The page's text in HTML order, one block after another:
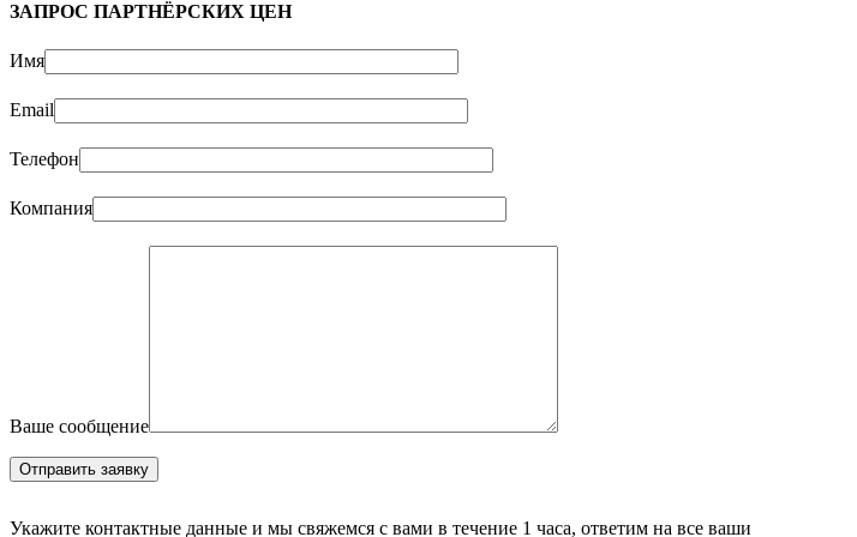
ЗАПРОС ПАРТНЁРСКИХ ЦЕН
Имя
Email
Телефон
Компания
Ваше сообщение
Укажите контактные данные и мы свяжемся с вами в течение 1 часа, ответим на все ваши